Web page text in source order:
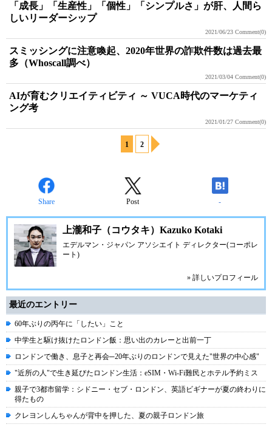
「成長」「生産性」「個性」「シンプルさ」が肝、人間ら
しいリーダーシップ
2021/06/23 Comment(0)
スミッシングに注意喚起、2020年世界の詐欺件数は過去最
多（Whoscall調べ）
2021/03/04 Comment(0)
AIが育むクリエイティビティ ～ VUCA時代のマーケティ
ング考
2021/01/27 Comment(0)
1 2
Share Post -
上瀧和子（コウタキ）Kazuko Kotaki
エデルマン・ジャパン アソシエイト ディレクター(コーポレ
ート)
» 詳しいプロフィール
最近のエントリー
60年ぶりの丙午に「したい」こと
中学生と駆け抜けたロンドン飯：思い出のカレーと出前一丁
ロンドンで働き、息子と再会─20年ぶりのロンドンで見えた"世界の中心感"
"近所の人"で生き延びたロンドン生活：eSIM・Wi-Fi難民とホテル予約ミス
親子で3都市留学：シドニー・セブ・ロンドン、英語ビギナーが夏の終わりに
得たもの
クレヨンしんちゃんが背中を押した、夏の親子ロンドン旅